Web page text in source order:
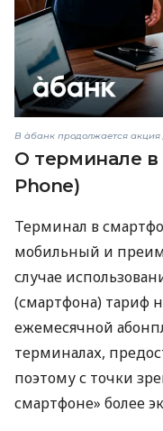
В àбанк продолжается
О терминале
Phone)
Терминал в
мобильный и
случае
(смартфона) тариф
ежемесячной
терминалах,
поэтому с точки
смартфоне» более